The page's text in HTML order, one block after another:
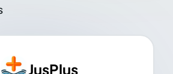
JusPlus